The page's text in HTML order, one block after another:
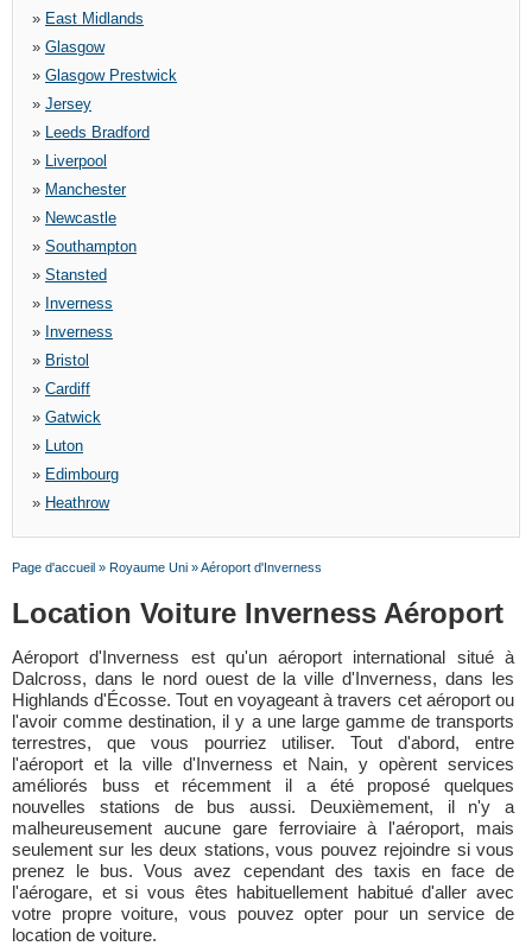
» East Midlands
» Glasgow
» Glasgow Prestwick
» Jersey
» Leeds Bradford
» Liverpool
» Manchester
» Newcastle
» Southampton
» Stansted
» Inverness
» Inverness
» Bristol
» Cardiff
» Gatwick
» Luton
» Edimbourg
» Heathrow
Page d'accueil » Royaume Uni »Aéroport d'Inverness
Location Voiture Inverness Aéroport
Aéroport d'Inverness est qu'un aéroport international situé à
Dalcross, dans le nord ouest de la ville d'Inverness, dans les
Highlands d'Écosse. Tout en voyageant à travers cet aéroport ou
l'avoir comme destination, il y a une large gamme de transports
terrestres, que vous pourriez utiliser. Tout d'abord, entre
l'aéroport et la ville d'Inverness et Nain, y opèrent services
améliorés buss et récemment il a été proposé quelques
nouvelles stations de bus aussi. Deuxièmement, il n'y a
malheureusement aucune gare ferroviaire à l'aéroport, mais
seulement sur les deux stations, vous pouvez rejoindre si vous
prenez le bus. Vous avez cependant des taxis en face de
l'aérogare, et si vous êtes habituellement habitué d'aller avec
votre propre voiture, vous pouvez opter pour un service de
location de voiture.